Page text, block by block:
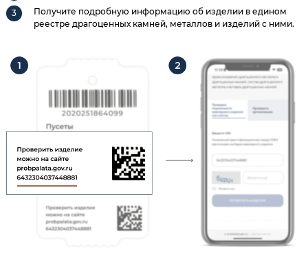
Получите подробную информацию об изделии в едином
реестре драгоценных камней, металлов и изделий с ними.